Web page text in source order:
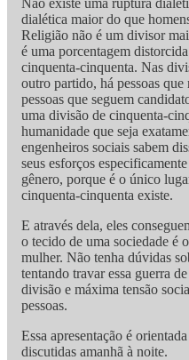
dialética maior do que
Religião não é um divisor
é uma porcentagem
cinquenta-cinquenta. Nas
outro partido, há pessoas
pessoas que seguem
uma divisão de cinquenta-
humanidade que seja
engenheiros sociais sabem
seus esforços
gênero, porque é o único
cinquenta-cinquenta existe.
E através dela, eles
o tecido de uma sociedade é
mulher. Não tenha dúvidas
tentando travar essa guerra
divisão e máxima tensão
pessoas.
Essa apresentação é
discutidas amanhã à noite.